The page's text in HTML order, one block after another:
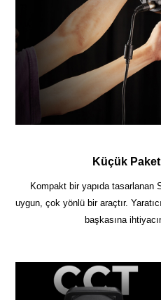
Küçük
Kompakt bir yapıda tasarlanan
uygun, çok yönlü bir araçtır.
başkasına